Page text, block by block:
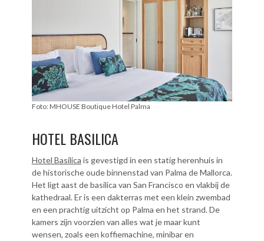
Foto: MHOUSE Boutique Hotel Palma
HOTEL BASILICA
Hotel Basilica is gevestigd in een statig herenhuis in
de historische oude binnenstad van Palma de Mallorca.
Het ligt aast de basilica van San Francisco en vlakbij de
kathedraal. Er is een dakterras met een klein zwembad
en een prachtig uitzicht op Palma en het strand. De
kamers zijn voorzien van alles wat je maar kunt
wensen, zoals een koffiemachine, minibar en